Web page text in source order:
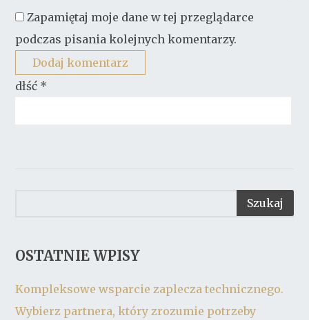
Zapamiętaj moje dane w tej przeglądarce
podczas pisania kolejnych komentarzy.
dłść *
OSTATNIE WPISY
Kompleksowe wsparcie zaplecza technicznego.
Wybierz partnera, który zrozumie potrzeby